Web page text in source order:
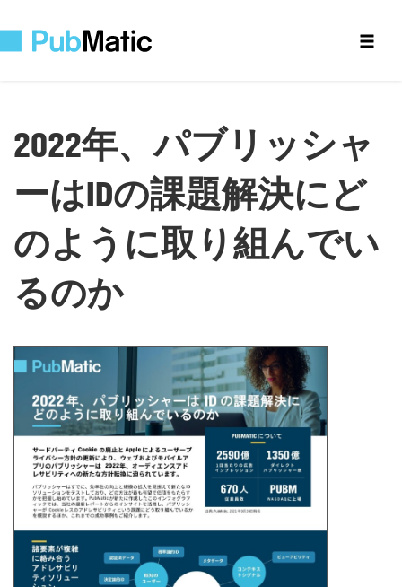
2022年、パブリッシャ
ーはIDの課題解決にど
のように取り組んでい
るのか